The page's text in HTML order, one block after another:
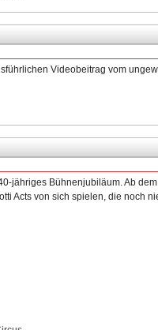
Videobeitrag vom
jähriges Bühnenjubiläum. Ab
Acts von sich spielen, die noch